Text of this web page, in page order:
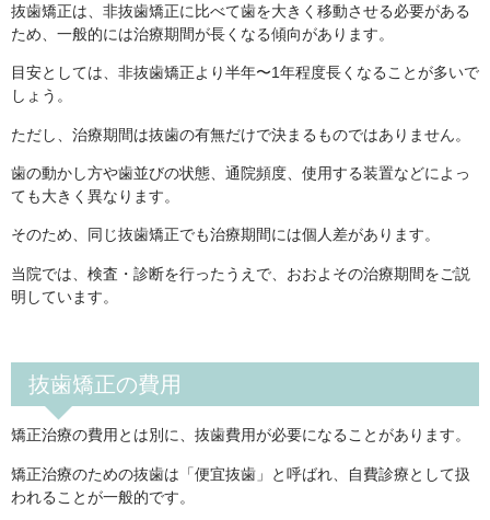
抜歯矯正は、非抜歯矯正に比べて歯を大きく移動させる必要がある
ため、一般的には治療期間が長くなる傾向があります。
目安としては、非抜歯矯正より半年〜1年程度長くなることが多いで
しょう。
ただし、治療期間は抜歯の有無だけで決まるものではありません。
歯の動かし方や歯並びの状態、通院頻度、使用する装置などによっ
ても大きく異なります。
そのため、同じ抜歯矯正でも治療期間には個人差があります。
当院では、検査・診断を行ったうえで、おおよその治療期間をご説
明しています。
抜歯矯正の費用
矯正治療の費用とは別に、抜歯費用が必要になることがあります。
矯正治療のための抜歯は「便宜抜歯」と呼ばれ、自費診療として扱
われることが一般的です。